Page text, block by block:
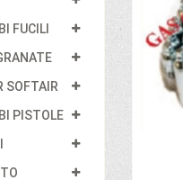
FUCILI
SOFTAIR
PISTOLE